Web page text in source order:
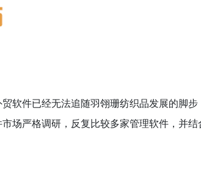
软件已经无法追随羽翎珊纺织品发展的脚
场严格调研，反复比较多家管理软件，并结